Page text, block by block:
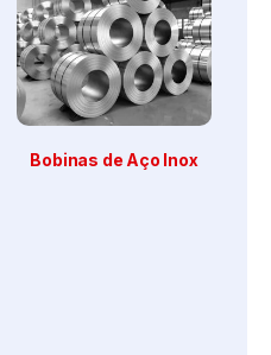
Bobinas de Aço Inox